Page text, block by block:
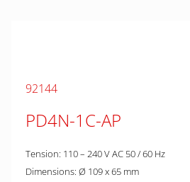
92144
PD4N-1C-AP
Tension: 110 – 240 V AC 50 / 60 Hz
Dimensions: Ø 109 x 65 mm